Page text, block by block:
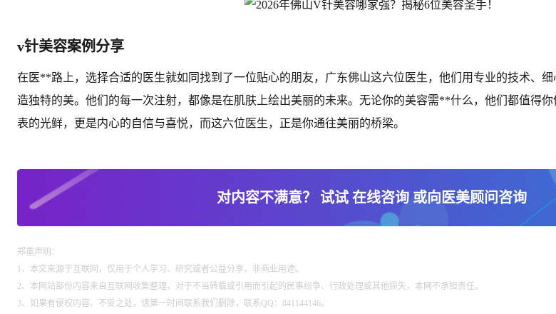
v针美容案例分享
在医**路上，选择合适的医生就如同找到了一位贴心的朋友，广东佛山这六位医生，他们用专业的技术、
造独特的美。他们的每一次注射，都像是在肌肤上绘出美丽的未来。无论你的美容需**什么，他们都值得
表的光鲜，更是内心的自信与喜悦，而这六位医生，正是你通往美丽的桥梁。
对内容不满意？ 试试 在线咨询 或向医美顾问咨询
郑重声明：
1、本文来源于互联网，仅用于个人学习、研究或者公益分享，非商业用途。
2、本网站部份内容来自互联网收集整理，对于不当转载或引用而引起的民事纷争、行政处理或其他损失，本网不承担责任。
3、如果有侵权内容、不妥之处，请第一时间联系我们删除，联系QQ：841144146。